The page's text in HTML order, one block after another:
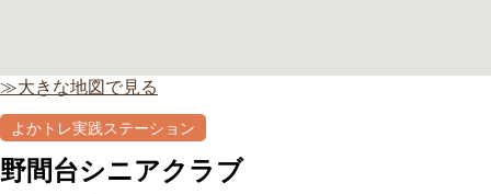
≫大きな地図で見る
よかトレ実践ステーション
野間台シニアクラブ